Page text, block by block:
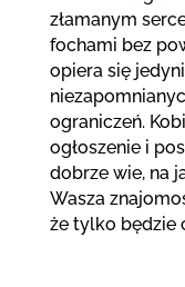
złamanym
fochami bez
opiera się
ograniczeń.
ogłoszenie i
dobrze wie, na
Wasza
że tylko będzie